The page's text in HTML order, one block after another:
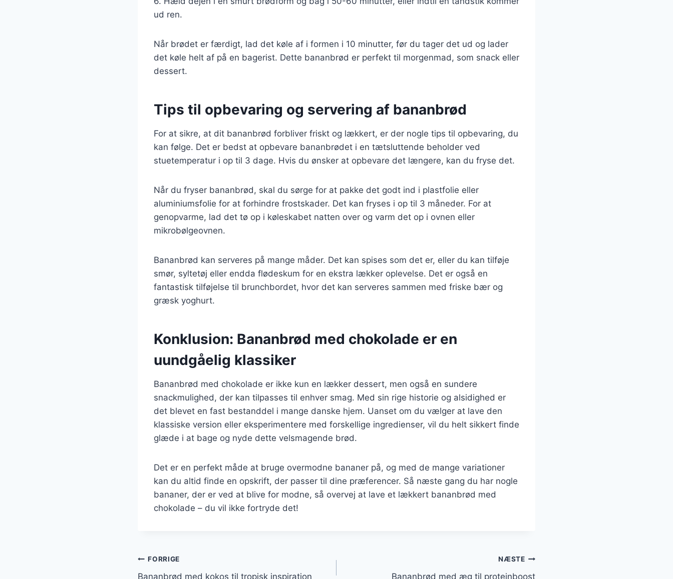
ud ren.
Når brødet er færdigt, lad det køle af i formen i 10 minutter, før du tager det ud og lader
det køle helt af på en bagerist. Dette bananbrød er perfekt til morgenmad, som snack eller
dessert.
Tips til opbevaring og servering af bananbrød
For at sikre, at dit bananbrød forbliver friskt og lækkert, er der nogle tips til opbevaring, du
kan følge. Det er bedst at opbevare bananbrødet i en tætsluttende beholder ved
stuetemperatur i op til 3 dage. Hvis du ønsker at opbevare det længere, kan du fryse det.
Når du fryser bananbrød, skal du sørge for at pakke det godt ind i plastfolie eller
aluminiumsfolie for at forhindre frostskader. Det kan fryses i op til 3 måneder. For at
genopvarme, lad det tø op i køleskabet natten over og varm det op i ovnen eller
mikrobølgeovnen.
Bananbrød kan serveres på mange måder. Det kan spises som det er, eller du kan tilføje
smør, syltetøj eller endda flødeskum for en ekstra lækker oplevelse. Det er også en
fantastisk tilføjelse til brunchbordet, hvor det kan serveres sammen med friske bær og
græsk yoghurt.
Konklusion: Bananbrød med chokolade er en
uundgåelig klassiker
Bananbrød med chokolade er ikke kun en lækker dessert, men også en sundere
snackmulighed, der kan tilpasses til enhver smag. Med sin rige historie og alsidighed er
det blevet en fast bestanddel i mange danske hjem. Uanset om du vælger at lave den
klassiske version eller eksperimentere med forskellige ingredienser, vil du helt sikkert finde
glæde i at bage og nyde dette velsmagende brød.
Det er en perfekt måde at bruge overmodne bananer på, og med de mange variationer
kan du altid finde en opskrift, der passer til dine præferencer. Så næste gang du har nogle
bananer, der er ved at blive for modne, så overvej at lave et lækkert bananbrød med
chokolade – du vil ikke fortryde det!
Indlægsnavigation
FORRIGE
Bananbrød med kokos til tropisk inspiration
NÆSTE
Bananbrød med æg til proteinboost